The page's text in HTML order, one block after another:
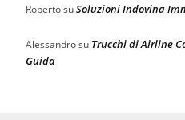
RobertosuSoluzioni Indovina
Alessandrosu Trucchi di Airline
Guida